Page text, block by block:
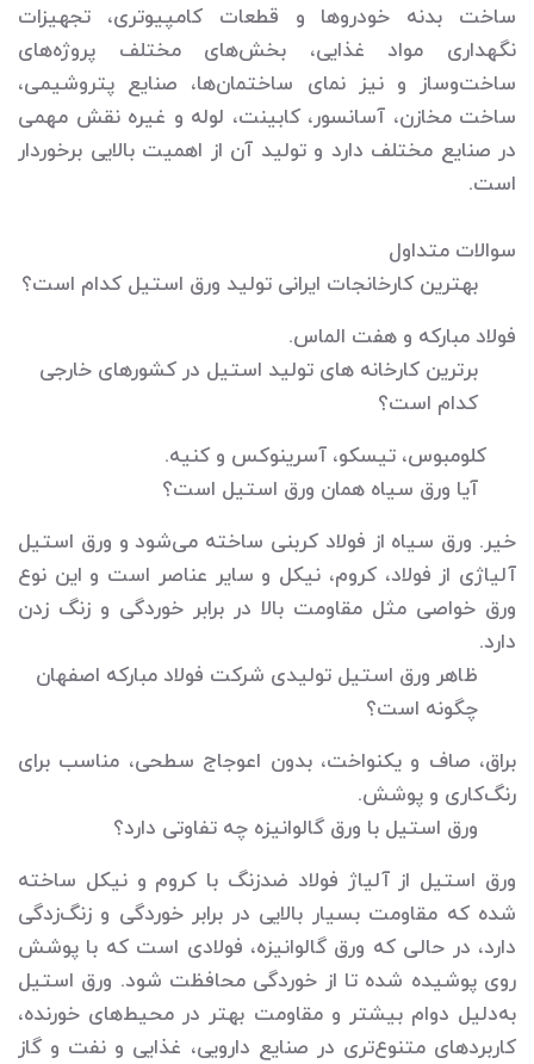
ساخت بدنه خودروها و قطعات کامپیوتری، تجهیزات
نگهداری مواد غذایی، بخش‌های مختلف پروژه‌های
ساخت‌وساز و نیز نمای ساختمان‌ها، صنایع پتروشیمی،
ساخت مخازن، آسانسور، کابینت، لوله و غیره نقش مهمی
در صنایع مختلف دارد و تولید آن از اهمیت بالایی برخوردار
است.
سوالات متداول
بهترین کارخانجات ایرانی تولید ورق استیل کدام است؟
فولاد مبارکه و هفت الماس.
برترین کارخانه های تولید استیل در کشورهای خارجی
کدام است؟
کلومبوس، تیسکو، آسرینوکس و کنیه.
آیا ورق سیاه همان ورق استیل است؟
خیر. ورق سیاه از فولاد کربنی ساخته می‌شود و ورق استیل
آلیاژی از فولاد، کروم، نیکل و سایر عناصر است و این نوع
ورق خواصی مثل مقاومت بالا در برابر خوردگی و زنگ زدن
دارد.
ظاهر ورق استیل تولیدی شرکت فولاد مبارکه اصفهان
چگونه است؟
براق، صاف و یکنواخت، بدون اعوجاج سطحی، مناسب برای
رنگ‌کاری و پوشش.
ورق استیل با ورق گالوانیزه چه تفاوتی دارد؟
ورق استیل از آلیاژ فولاد ضدزنگ با کروم و نیکل ساخته
شده که مقاومت بسیار بالایی در برابر خوردگی و زنگ‌زدگی
دارد، در حالی که ورق گالوانیزه، فولادی است که با پوشش
روی پوشیده شده تا از خوردگی محافظت شود. ورق استیل
به‌دلیل دوام بیشتر و مقاومت بهتر در محیط‌های خورنده،
کاربردهای متنوع‌تری در صنایع دارویی، غذایی و نفت و گاز